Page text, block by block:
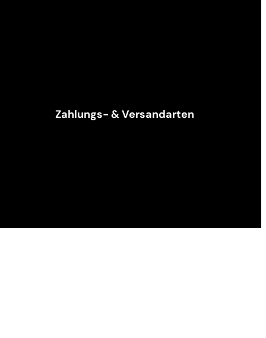
Zahlungs- & Versandarten